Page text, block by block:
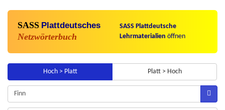
SASS Plattdeutsches
Netzwörterbuch
SASS Plattdeutsche
Lehrmaterialien öffnen
Hoch > Platt Platt > Hoch